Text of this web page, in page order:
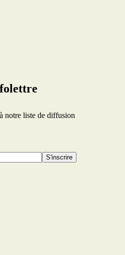
notre liste de diffusion
S'inscrire